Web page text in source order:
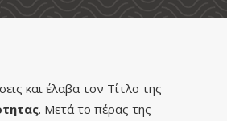
και έλαβα τον Τίτλο της
. Μετά το πέρας της